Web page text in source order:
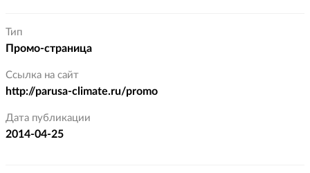
Тип
Промо-страница
Ссылка на сайт
http://parusa-climate.ru/promo
Дата публикации
2014-04-25